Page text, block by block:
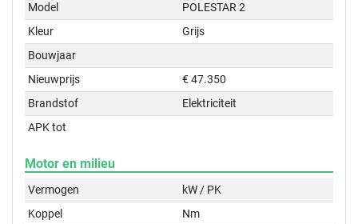
Model
POLESTAR 2
Kleur
Grijs
Bouwjaar
Nieuwprijs
€ 47.350
Brandstof
Elektriciteit
APK tot
Motor en milieu
Vermogen
kW / PK
Koppel
Nm